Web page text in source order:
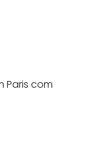
Paris com